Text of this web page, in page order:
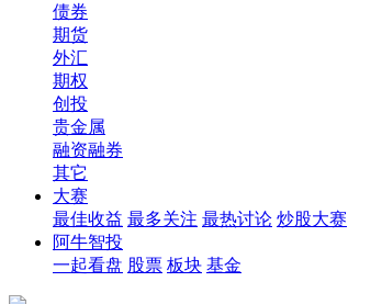
债券
期货
外汇
期权
创投
贵金属
融资融券
其它
大赛
最佳收益 最多关注 最热讨论 炒股大赛
阿牛智投
一起看盘 股票 板块 基金